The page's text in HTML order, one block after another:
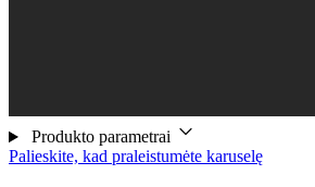
Produkto parametrai
Palieskite, kad praleistumėte karuselę